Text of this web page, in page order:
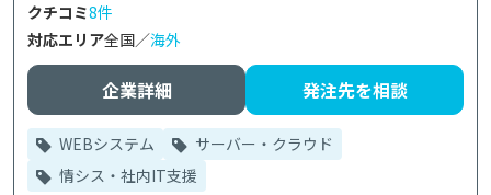
クチコミ8件
対応エリア全国／海外
企業詳細 発注先を相談
WEBシステム
サーバー・クラウド
情シス・社内IT支援